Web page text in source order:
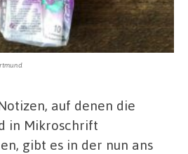
auf denen die
in Mikroschrift
gibt es in der nun ans